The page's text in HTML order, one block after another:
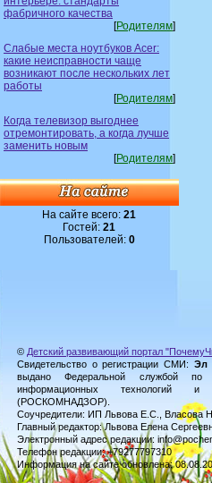
фабричного качества
[Родителям]
Слабые места ноутбуков Acer:
какие неисправности чаще
возникают после нескольких лет
работы
[Родителям]
Когда телевизор выгоднее
отремонтировать, а когда лучше
заменить новым
[Родителям]
На сайте всего:21
Гостей:21
Пользователей: 0
© Детский развивающий портал
Свидетельство о регистрации СМИ: Эл
выдано Федеральной службой
информационных технологий и
(РОСКОМНАДЗОР).
Соучредители: ИП Львова Е.С., Власова
Главный редактор: Львова Елена
Электронный адрес редакции:
Телефон редакции: +79277797310
Информация на сайте обновлена: